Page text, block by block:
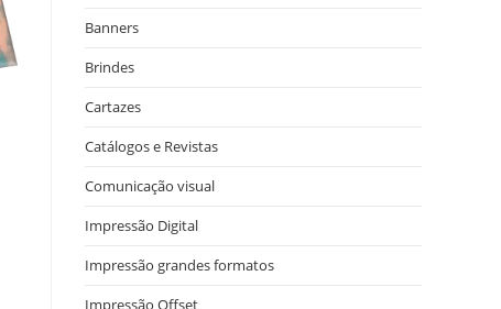
Banners
Brindes
Cartazes
Catálogos e Revistas
Comunicação visual
Impressão Digital
Impressão grandes formatos
Impressão Offset